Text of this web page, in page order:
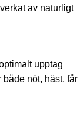
av naturligt
upptag
nöt, häst, får